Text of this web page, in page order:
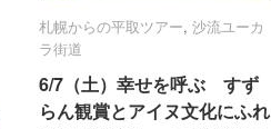
札幌からの平取ツアー, 沙流ユーカ
ラ街道
6/7（土）幸せを呼ぶ すず
らん観賞とアイヌ文化にふれ
札幌からの平取ツアー 沙流ユーカ
ラ街道
6/7（土）幸せを呼ぶ すず
らん観賞とアイヌ文化にふれ